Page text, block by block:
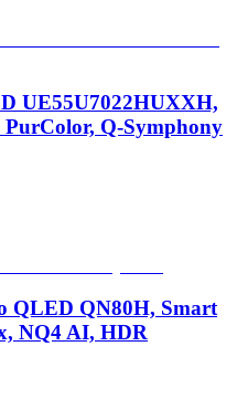
UE55U7022HUXXH,
Q-Symphony
QLED QN80H, Smart
NQ4 AI, HDR